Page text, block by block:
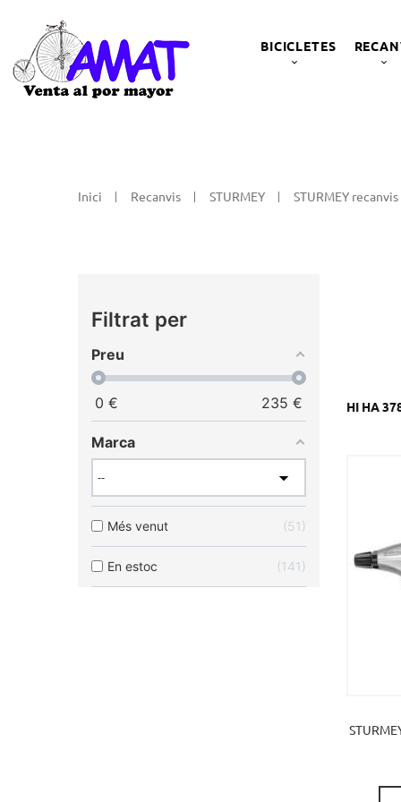
BICICLETES
Inici Recanvis STURMEY STURMEY recanvis
Filtrat per
Preu
0 € 235 €
Marca
Més venut 51
En estoc 141
HI HA